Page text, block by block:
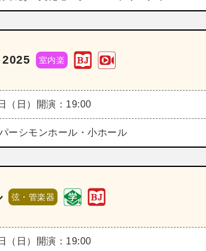
室内楽
（日） 開演：19:00
ーシモンホール・小ホール
弦・管楽器
（日） 開演：19:00